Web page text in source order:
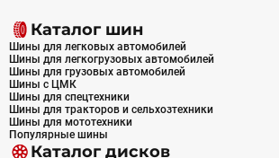
Каталог шин
Шины для легковых автомобилей
Шины для легкогрузовых автомобилей
Шины для грузовых автомобилей
Шины с ЦМК
Шины для спецтехники
Шины для тракторов и сельхозтехники
Шины для мототехники
Популярные шины
Каталог дисков